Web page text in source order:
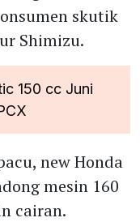
skutik
Shimizu.
150 cc Juni
new Honda
mesin 160
cairan.